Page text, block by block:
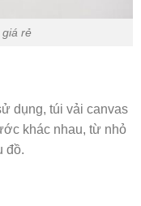
giá rẻ
dụng, túi vải canvas
khác nhau, từ nhỏ
đồ.